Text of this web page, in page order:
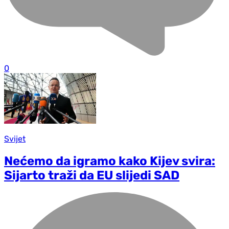
0
Svijet
Nećemo da igramo kako Kijev svira:
Sijarto traži da EU slijedi SAD